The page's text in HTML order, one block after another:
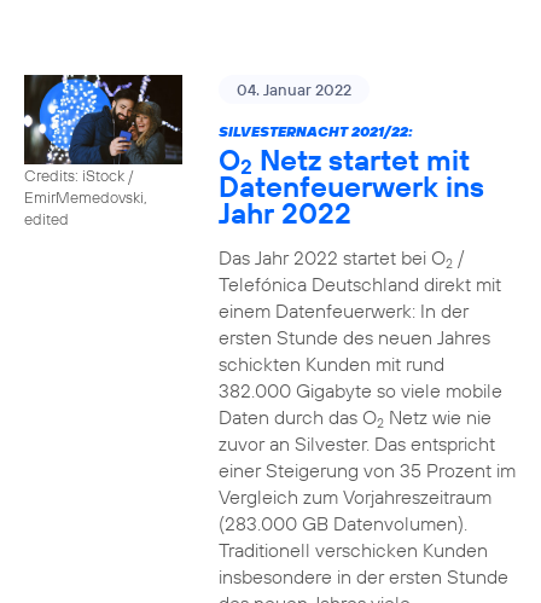
Credits: iStock /
EmirMemedovski,
edited
04. Januar 2022
SILVESTERNACHT 2021/22:
O2 Netz startet mit
Datenfeuerwerk ins
Jahr 2022
Das Jahr 2022 startet bei O2/
Telefónica Deutschland direkt mit
einem Datenfeuerwerk: In der
ersten Stunde des neuen Jahres
schickten Kunden mit rund
382.000 Gigabyte so viele mobile
Daten durch das O2Netz wie nie
zuvor an Silvester. Das entspricht
einer Steigerung von 35 Prozent im
Vergleich zum Vorjahreszeitraum
(283.000 GB Datenvolumen).
Traditionell verschicken Kunden
insbesondere in der ersten Stunde